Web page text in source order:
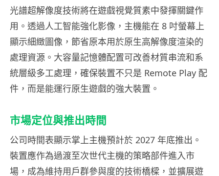
光譜超解像度技術將在遊戲視覺質素中發揮關鍵作
用。透過人工智能強化影像，主機能在 8 吋螢幕上
顯示細緻圖像，節省原本用於原生高解像度渲染的
處理資源。大容量記憶體配置可改善材質串流和系
統層級多工處理，確保裝置不只是 Remote Play 配
件，而是能運行原生遊戲的強大裝置。
市場定位與推出時間
公司時間表顯示掌上主機預計於 2027 年底推出。
裝置應作為過渡至次世代主機的策略部件進入市
場，成為維持用戶群參與度的技術橋樑，並擴展遊